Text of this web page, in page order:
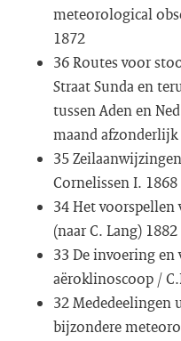
meteorological
1872
36 Routes voor
Straat Sunda en
tussen Aden en
maand afzonderlijk
35
Cornelissen I.
34 Het voorspellen
(naar C. Lang) 1882
33 De invoering en
aëroklinoscoop /
32 Mededeelingen
bijzondere